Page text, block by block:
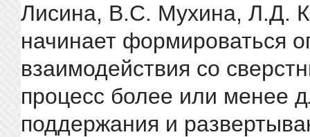
Лисина, В.С. Мухина, Л.Д.
начинает формироваться
взаимодействия со
процесс более или менее
поддержания и